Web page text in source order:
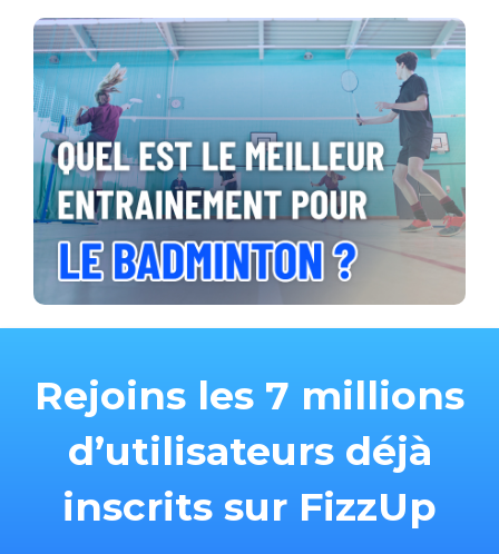
Rejoins les 7 millions
d’utilisateurs déjà
inscrits sur FizzUp